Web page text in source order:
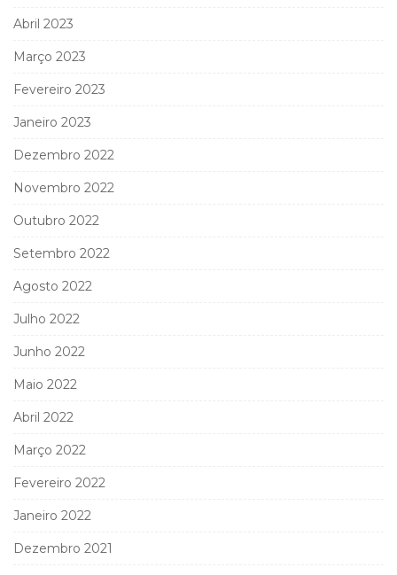
Abril 2023
Março 2023
Fevereiro 2023
Janeiro 2023
Dezembro 2022
Novembro 2022
Outubro 2022
Setembro 2022
Agosto 2022
Julho 2022
Junho 2022
Maio 2022
Abril 2022
Março 2022
Fevereiro 2022
Janeiro 2022
Dezembro 2021